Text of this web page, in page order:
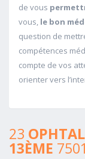
de vous
vous, le bon
question de
compétences
compte de vos
orienter vers
23
13ÈME